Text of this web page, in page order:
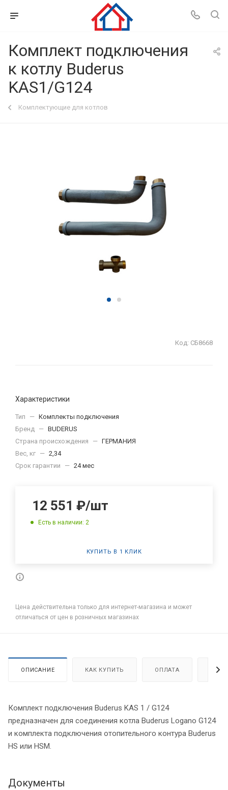
Комплект подключения
к котлу Buderus
KAS1/G124
Комплектующие для котлов
Код: СБ8668
Характеристики
Тип — Комплекты подключения
Бренд — BUDERUS
Страна происхождения
— ГЕРМАНИЯ
Вес, кг — 2,34
Срок гарантии
— 24 мес
12 551 ₽/шт
Есть в наличии: 2
КУПИТЬ В 1 КЛИК
Цена действительна только для интернет-магазина и может
отличаться от цен в розничных магазинах
ОПИСАНИЕ КАК КУПИТЬ ОПЛАТА
Комплект подключения Buderus KAS 1 / G124
предназначен для соединения котла Buderus Logano G124
и комплекта подключения отопительного контура Buderus
HS или HSM.
Документы